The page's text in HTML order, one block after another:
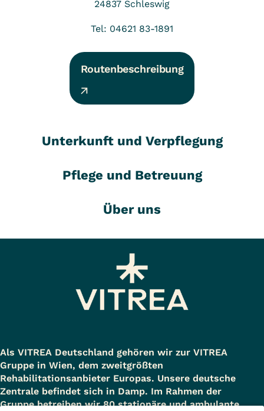
24837 Schleswig
Tel: 04621 83-1891
Routenbeschreibung
Unterkunft und Verpflegung
Pflege und Betreuung
Über uns
Als VITREA Deutschland gehören wir zur VITREA
Gruppe in Wien, dem zweitgrößten
Rehabilitationsanbieter Europas. Unsere deutsche
Zentrale befindet sich in Damp. Im Rahmen der
Gruppe betreiben wir 80 stationäre und ambulante